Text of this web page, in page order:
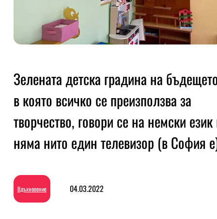
Зелената детска градина на
в която всичко се преизползва за
творчество, говори се на немски
няма нито един телевизор (в София
Вдъхновение 04.03.2022